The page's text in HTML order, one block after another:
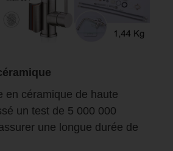
en céramique de haute
un test de 5 000 000
une longue durée de